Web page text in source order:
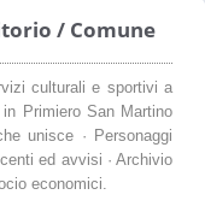
/ Comune
culturali e sportivi a
Primiero San Martino
unisce · Personaggi
ed avvisi · Archivio
economici.